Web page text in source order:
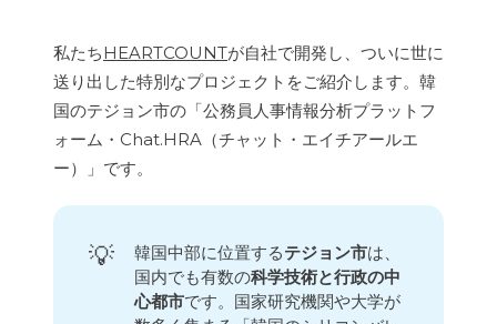
私たちHEARTCOUNTが自社で開発し、ついに世に
送り出した特別なプロジェクトをご紹介します。韓
国のテジョン市の「公務員人事情報分析プラットフ
ォーム・Chat.HRA（チャット・エイチアールエ
ー）」です。
💡 韓国中部に位置するテジョン市は、
国内でも有数の科学技術と行政の中
心都市です。国家研究機関や大学が